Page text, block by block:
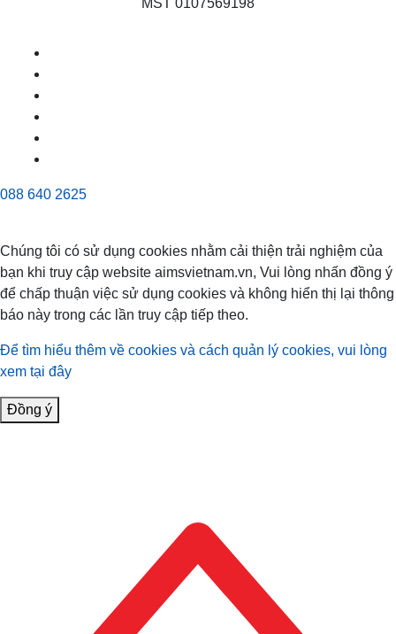
088 640 2625
Chúng tôi có sử dụng cookies nhằm cải thiện trải nghiệm của
bạn khi truy cập website aimsvietnam.vn, Vui lòng nhấn đồng ý
để chấp thuận việc sử dụng cookies và không hiển thị lại thông
báo này trong các lần truy cập tiếp theo.
Để tìm hiểu thêm về cookies và cách quản lý cookies, vui lòng
xem tại đây
Đồng ý